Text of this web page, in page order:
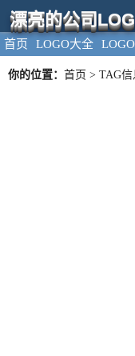
首页 LOGO大全
漂亮的公司
你的位置： 首页 > TAG